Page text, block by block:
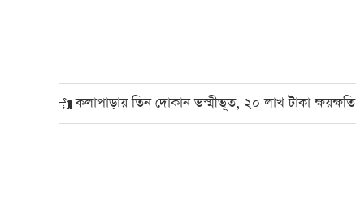
কলাপাড়ায় তিন দোকান ভস্মীভূত, ২০ লাখ টাকা ক্ষয়ক্ষতি